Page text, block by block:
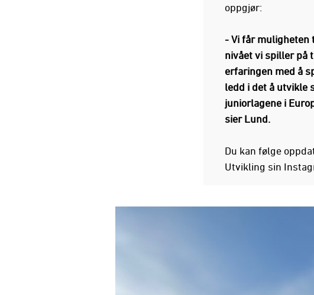
oppgjør:
- Vi får muligheten
nivået vi spiller på
erfaringen med å
ledd i det å utvikle
juniorlagene i
sier Lund.
Du kan følge
Utvikling sin